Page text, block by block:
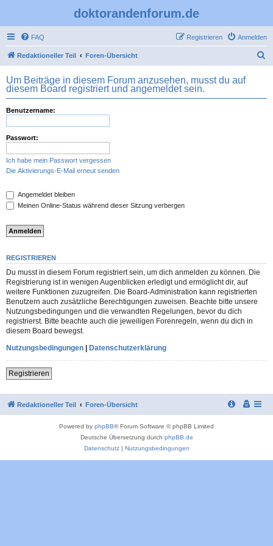
doktorandenforum.de
FAQ Anmelden
Registrieren
Redaktioneller Teil Foren-Übersicht
h
Um Beiträge in diesem Forum anzusehen, musst du auf
diesem Board registriert und angemeldet sein.
Benutzername:
Passwort:
Ich habe mein Passwort vergessen
Die Aktivierungs-E-Mail erneut senden
Angemeldet bleiben
Meinen Online-Status während dieser Sitzung verbergen
REGISTRIEREN
Du musst in diesem Forum registriert sein, um dich anmelden zu können. Die
Registrierung ist in wenigen Augenblicken erledigt und ermöglicht dir, auf
weitere Funktionen zuzugreifen. Die Board-Administration kann registrierten
Benutzern auch zusätzliche Berechtigungen zuweisen. Beachte bitte unsere
Nutzungsbedingungen und die verwandten Regelungen, bevor du dich
registrierst. Bitte beachte auch die jeweiligen Forenregeln, wenn du dich in
diesem Board bewegst.
Nutzungsbedingungen | Datenschutzerklärung
Registrieren
Redaktioneller Teil Foren-Übersicht
Powered by phpBB® Forum Software © phpBB Limited
Deutsche Übersetzung durch phpBB.de
Datenschutz| Nutzungsbedingungen